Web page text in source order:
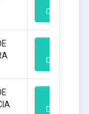
Download
Download
Download